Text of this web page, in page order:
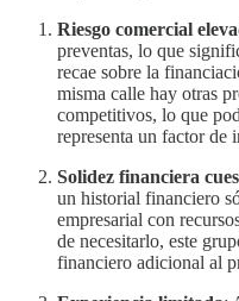
Riesgo comercial
preventas, lo que
recae sobre la
misma calle hay otras
competitivos, lo que
representa un factor de
Solidez financiera
un historial financiero
empresarial con
de necesitarlo, este
financiero adicional al